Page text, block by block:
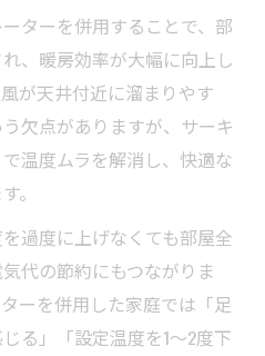
ターを併用することで、部
、暖房効率が大幅に向上し
が天井付近に溜まりやす
欠点がありますが、サーキ
温度ムラを解消し、快適な
。
過度に上げなくても部屋全
代の節約にもつながりま
ーを併用した家庭では「足
る」「設定温度を1〜2度下